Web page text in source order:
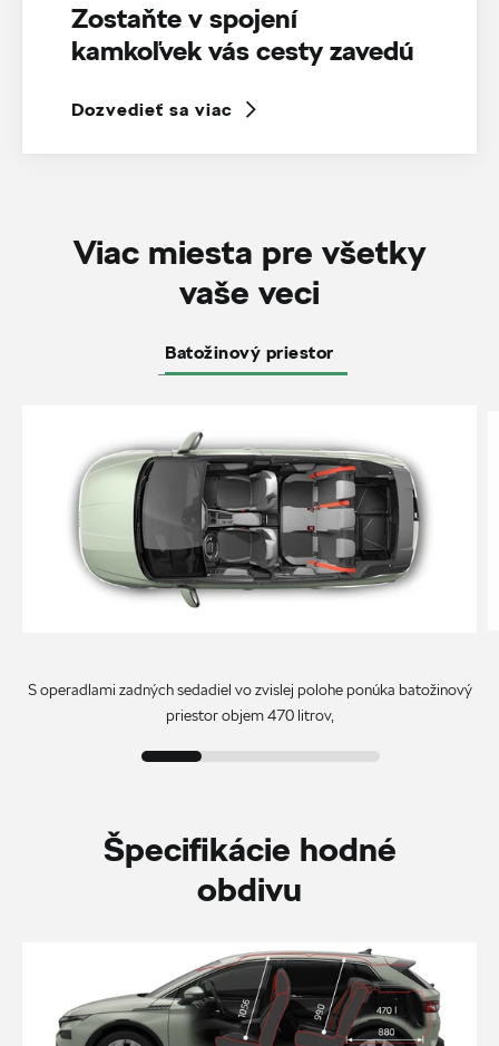
Zostaňte v spojení
kamkoľvek vás cesty zavedú
Dozvedieť sa viac
Viac miesta pre všetky
vaše veci
Batožinový priestor
S operadlami zadných sedadiel vo zvislej polohe ponúka batožinový
priestor objem 470 litrov,
Špecifikácie hodné
obdivu